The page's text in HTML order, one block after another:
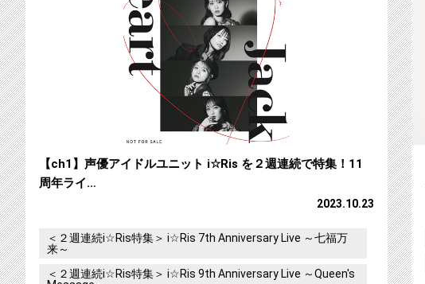
【ch1】声優アイドルユニット i☆Ris を２週連続で特集！11
周年ライ…
2023.10.23
＜２週連続i☆Ris特集＞ i☆Ris 7th Anniversary Live ～七福万
来～
＜２週連続i☆Ris特集＞ i☆Ris 9th Anniversary Live ～Queen's